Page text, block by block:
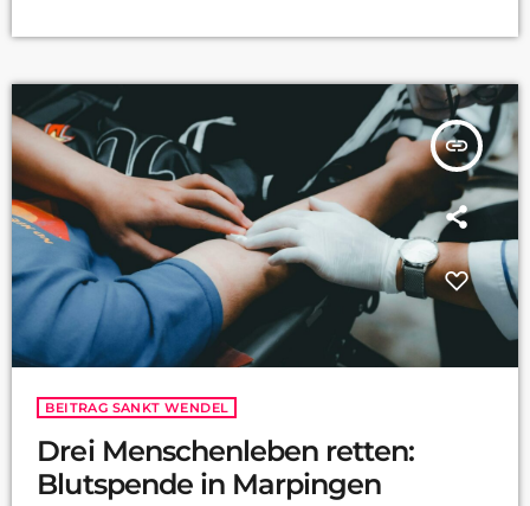
insert_link
BEITRAG SANKT WENDEL
Drei Menschenleben retten:
Blutspende in Marpingen